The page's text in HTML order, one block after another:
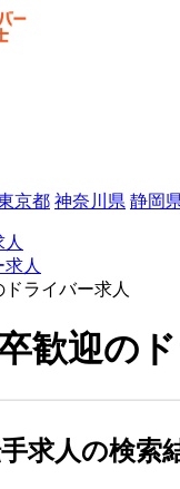
京都 神奈川県 静岡
人
ライバー求人
歓迎の
求人の検索